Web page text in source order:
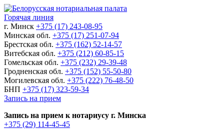
Горячая линия
г. Минск +375 (17) 243-08-95
Минская обл. +375 (17) 251-07-94
Брестская обл. +375 (162) 52-14-57
Витебская обл. +375 (212) 60-85-15
Гомельская обл. +375 (232) 29-39-48
Гродненская обл. +375 (152) 55-50-80
Могилевская обл. +375 (222) 76-48-50
БНП +375 (17) 323-59-34
Запись на прием
Запись на прием к нотариусу г. Минска
+375 (29) 114-45-45